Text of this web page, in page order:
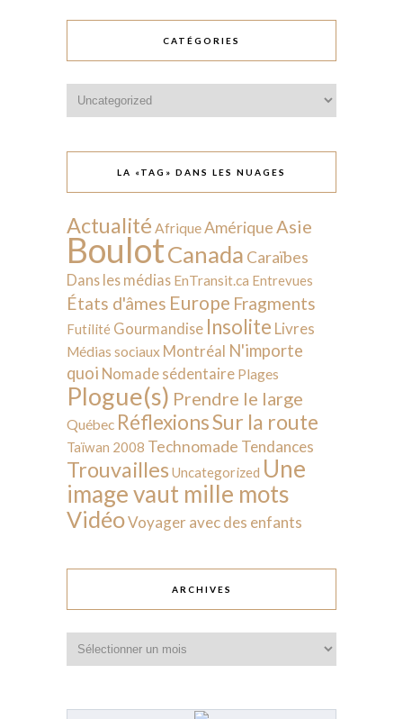
CATÉGORIES
LA «TAG» DANS LES NUAGES
Actualité AfriqueAmériqueAsie
BoulotCanada Caraïbes
Dans les médias EnTransit.ca Entrevues
États d'âmes Europe Fragments
Futilité Gourmandise Insolite Livres
Médias sociaux Montréal N'importe
quoi Nomade sédentaire Plages
Plogue(s) Prendre le large
Québec RéflexionsSur la route
Taïwan 2008 Technomade Tendances
Trouvailles Uncategorized Une
image vaut mille mots
VidéoVoyager avec des enfants
ARCHIVES